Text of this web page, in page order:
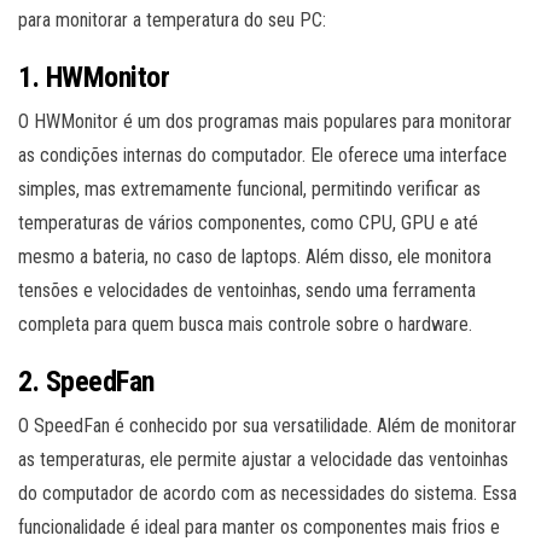
para monitorar a temperatura do seu PC:
1. HWMonitor
O HWMonitor é um dos programas mais populares para monitorar
as condições internas do computador. Ele oferece uma interface
simples, mas extremamente funcional, permitindo verificar as
temperaturas de vários componentes, como CPU, GPU e até
mesmo a bateria, no caso de laptops. Além disso, ele monitora
tensões e velocidades de ventoinhas, sendo uma ferramenta
completa para quem busca mais controle sobre o hardware.
2. SpeedFan
O SpeedFan é conhecido por sua versatilidade. Além de monitorar
as temperaturas, ele permite ajustar a velocidade das ventoinhas
do computador de acordo com as necessidades do sistema. Essa
funcionalidade é ideal para manter os componentes mais frios e